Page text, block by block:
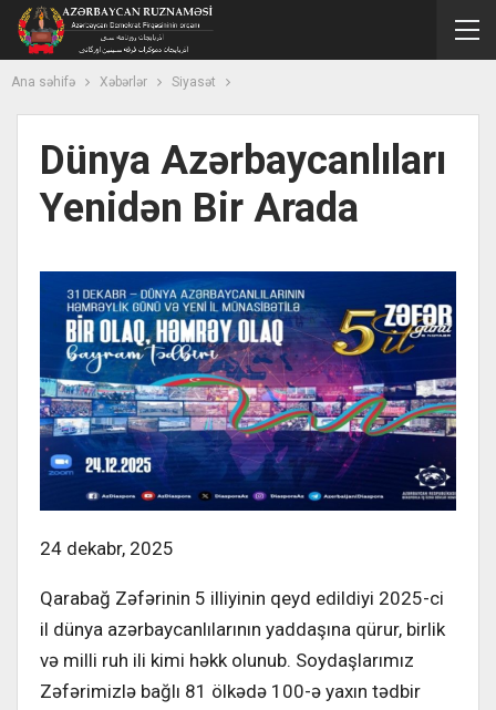
Ana səhifə Xəbərlər Siyasət
Dünya Azərbaycanlıları
Yenidən Bir Arada
24 dekabr, 2025
Qarabağ Zəfərinin 5 illiyinin qeyd edildiyi 2025-ci
il dünya azərbaycanlılarının yaddaşına qürur, birlik
və milli ruh ili kimi həkk olunub. Soydaşlarımız
Zəfərimizlə bağlı 81 ölkədə 100-ə yaxın tədbir